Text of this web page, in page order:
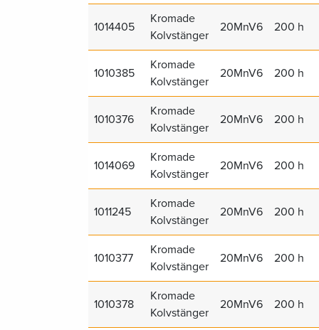
1014405
Kromade
Kolvstänger
20MnV6 200 h
1010385
Kromade
Kolvstänger
20MnV6 200 h
1010376
Kromade
Kolvstänger
20MnV6 200 h
1014069
Kromade
Kolvstänger
20MnV6 200 h
1011245
Kromade
Kolvstänger
20MnV6 200 h
1010377
Kromade
Kolvstänger
20MnV6 200 h
1010378
Kromade
Kolvstänger
20MnV6 200 h